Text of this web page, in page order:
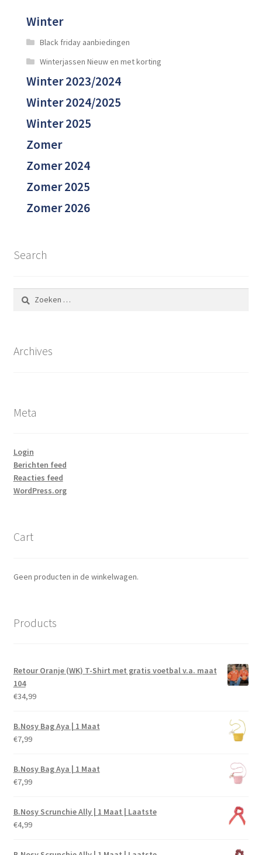
Winter
Black friday aanbiedingen
Winterjassen Nieuw en met korting
Winter 2023/2024
Winter 2024/2025
Winter 2025
Zomer
Zomer 2024
Zomer 2025
Zomer 2026
Search
Zoeken
naar:
Archives
Meta
Login
Berichten feed
Reacties feed
WordPress.org
Cart
Geen producten in de winkelwagen.
Products
Retour Oranje (WK) T-Shirt met gratis voetbal v.a. maat
104
€34,99
B.Nosy Bag Aya | 1 Maat
€7,99
B.Nosy Bag Aya | 1 Maat
€7,99
B.Nosy Scrunchie Ally | 1 Maat | Laatste
€4,99